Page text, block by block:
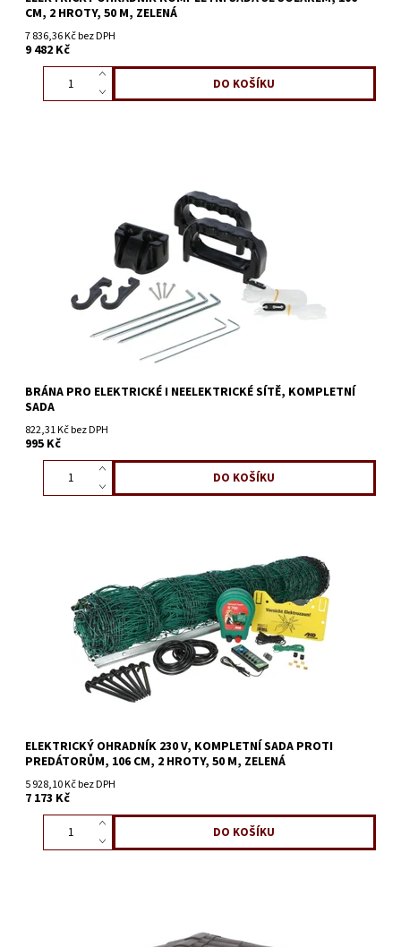
CM, 2 HROTY, 50 M, ZELENÁ
7 836,36 Kč bez DPH
9 482 Kč
BRÁNA PRO ELEKTRICKÉ I NEELEKTRICKÉ SÍTĚ, KOMPLETNÍ
SADA
822,31 Kč bez DPH
995 Kč
ELEKTRICKÝ OHRADNÍK 230 V, KOMPLETNÍ SADA PROTI
PREDÁTORŮM, 106 CM, 2 HROTY, 50 M, ZELENÁ
5 928,10 Kč bez DPH
7 173 Kč